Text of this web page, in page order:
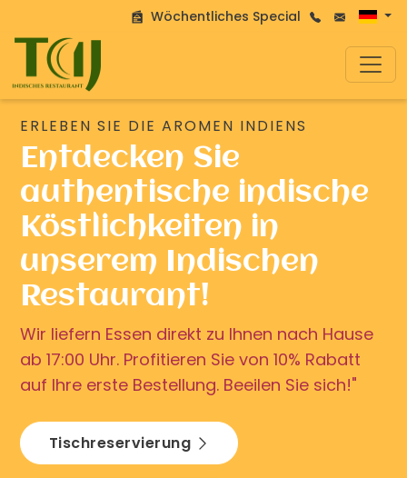
Wöchentliches Special
ERLEBEN SIE DIE AROMEN INDIENS
Entdecken Sie
authentische indische
Köstlichkeiten in
unserem Indischen
Restaurant!
Wir liefern Essen direkt zu Ihnen nach Hause
ab 17:00 Uhr. Profitieren Sie von 10% Rabatt
auf Ihre erste Bestellung. Beeilen Sie sich!"
Tischreservierung